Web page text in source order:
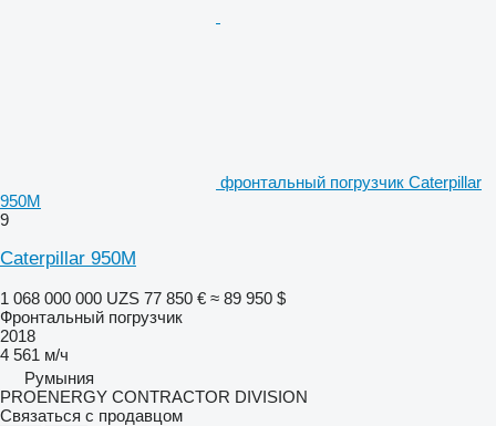
фронтальный погрузчик Caterpillar
950M
9
Caterpillar 950M
1 068 000 000 UZS 77 850 € ≈ 89 950 $
Фронтальный погрузчик
2018
4 561 м/ч
Румыния
PROENERGY CONTRACTOR DIVISION
Связаться с продавцом